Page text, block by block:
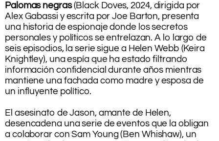
Palomas negras(Black Doves, 2024, dirigida por
Alex Gabassi y escrita por Joe Barton, presenta
una historia de espionaje donde los secretos
personales y políticos se entrelazan. A lo largo de
seis episodios, la serie sigue a Helen Webb (Keira
Knightley), una espía que ha estado filtrando
información confidencial durante años mientras
mantiene una fachada como madre y esposa de
un influyente político.
El asesinato de Jason, amante de Helen,
desencadena una serie de eventos que la obligan
a colaborar con Sam Young (Ben Whishaw), un